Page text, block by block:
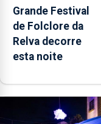
Grande Festival
de Folclore da
Relva decorre
esta noite